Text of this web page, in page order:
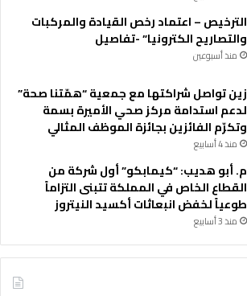
الترخيص – اعتماد رخص القيادة والمركبات
والتصاريح الكترونيا” -تفاصيل
منذ أسبوعين
زين تواصل شراكتها مع جمعية “همّتنا صحة”
لدعم استدامة مركز صحي الأميرة بسمة
وتكرّم الفائزين بجائزة الموظف المثالي
منذ 4 أسابيع
م. أبو هديب: “كيمابكو” أول شركة من
القطاع الخاص في المملكة تتبنى التزاماً
طوعياً لخفض انبعاثات أكسيد النيتروز
منذ 3 أسابيع